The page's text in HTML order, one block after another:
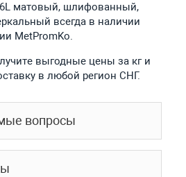
матовый, шлифованный,
всегда в наличии
MetPromKo.
выгодные цены за кг и
в любой регион СНГ.
вопросы